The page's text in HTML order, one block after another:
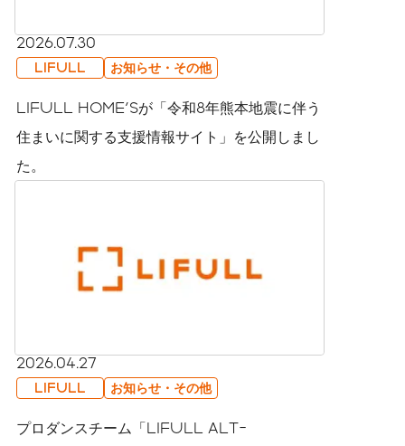
2026.07.30
LIFULL お知らせ・その他
LIFULL HOME'Sが「令和8年熊本地震に伴う
住まいに関する支援情報サイト」を公開しまし
た。
2026.04.27
LIFULL お知らせ・その他
プロダンスチーム「LIFULL ALT-